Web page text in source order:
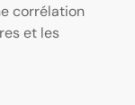
corrélation
et les